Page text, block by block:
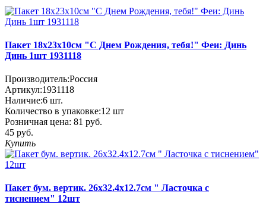
Пакет 18х23х10см "С Днем Рождения, тебя!" Феи: Динь
Динь 1шт 1931118
Производитель:Россия
Артикул:1931118
Наличие:6 шт.
Количество в упаковке:12 шт
Розничная цена: 81 руб.
45 руб.
Купить
Пакет бум. вертик. 26х32.4х12.7см " Ласточка с
тиснением" 12шт